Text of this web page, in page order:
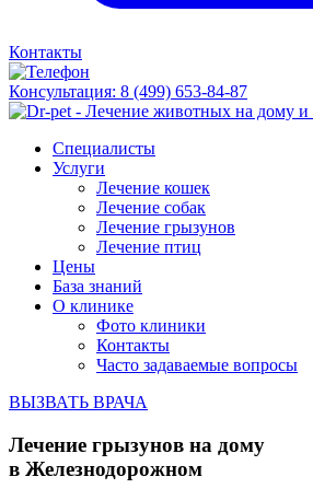
Контакты
Консультация: 8 (499) 653-84-87
Специалисты
Услуги
Лечение кошек
Лечение собак
Лечение грызунов
Лечение птиц
Цены
База знаний
О клинике
Фото клиники
Контакты
Часто задаваемые вопросы
ВЫЗВАТЬ ВРАЧА
Лечение грызунов на дому
в Железнодорожном